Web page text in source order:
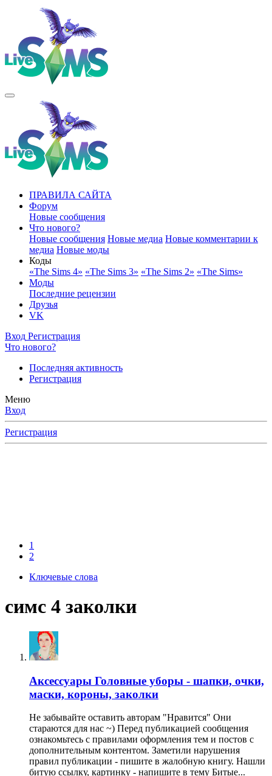
ПРАВИЛА САЙТА
Форум
Новые сообщения
Что нового?
Новые сообщения Новые медиа Новые комментарии к
медиа Новые моды
Коды
«The Sims 4» «The Sims 3» «The Sims 2» «The Sims»
Моды
Последние рецензии
Друзья
VK
Вход Регистрация
Что нового?
Последняя активность
Регистрация
Меню
Вход
Регистрация
1
2
Ключевые слова
симс 4 заколки
Аксессуары Головные уборы - шапки, очки,
маски, короны, заколки
Не забывайте оставить авторам "Нравится" Они
стараются для нас ~) Перед публикацией сообщения
ознакомьтесь с правилами оформления тем и постов с
дополнительным контентом. Заметили нарушения
правил публикации - пишите в жалобную книгу. Нашли
битую ссылку, картинку - напишите в тему Битые...